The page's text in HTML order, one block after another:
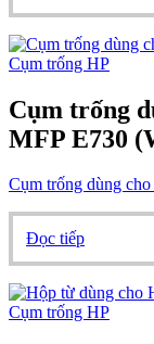
Cụm trống HP
Cụm trống
MFP E730
Cụm trống dùng
Đọc tiếp
Cụm trống HP